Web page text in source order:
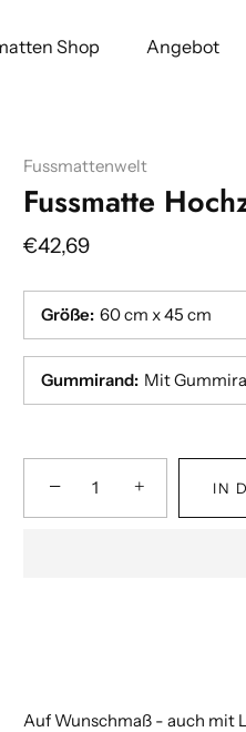
Shop Angebot
Fussmattenwelt
Fussmatte
€42,69
Größe: 60 cm x 45 cm
Gummirand: Mit
Breite:(cm)
Breite:(cm)
− + IN
Auf Wunschmaß - auch mit